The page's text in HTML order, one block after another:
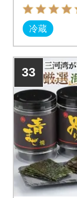
さい。
冷蔵
33